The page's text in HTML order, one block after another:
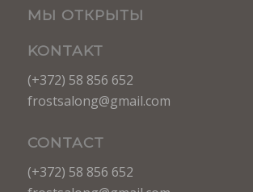
МЫ ОТКРЫТЫ
KONTAKT
(+372) 58 856 652
frostsalong@gmail.com
CONTACT
(+372) 58 856 652